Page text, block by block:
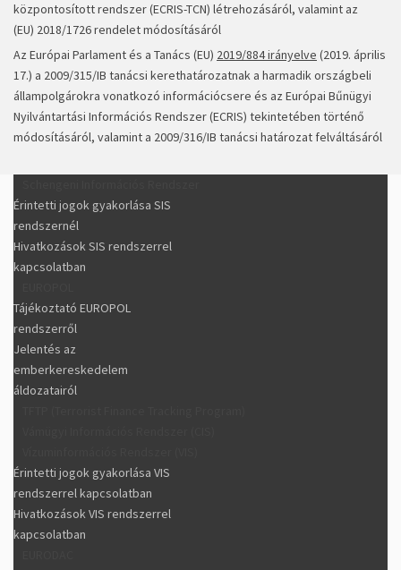
központosított rendszer (ECRIS-TCN) létrehozásáról, valamint az
(EU) 2018/1726 rendelet módosításáról
Az Európai Parlament és a Tanács (EU) 2019/884 irányelve (2019. április
17.) a 2009/315/IB tanácsi kerethatározatnak a harmadik országbeli
állampolgárokra vonatkozó információcsere és az Európai Bűnügyi
Nyilvántartási Információs Rendszer (ECRIS) tekintetében történő
módosításáról, valamint a 2009/316/IB tanácsi határozat felváltásáról
Érintetti jogok gyakorlása SIS
rendszernél
Hivatkozások SIS rendszerrel
kapcsolatban
Tájékoztató EUROPOL
rendszerről
Jelentés az
emberkereskedelem
áldozatairól
Érintetti jogok gyakorlása VIS
rendszerrel kapcsolatban
Hivatkozások VIS rendszerrel
kapcsolatban